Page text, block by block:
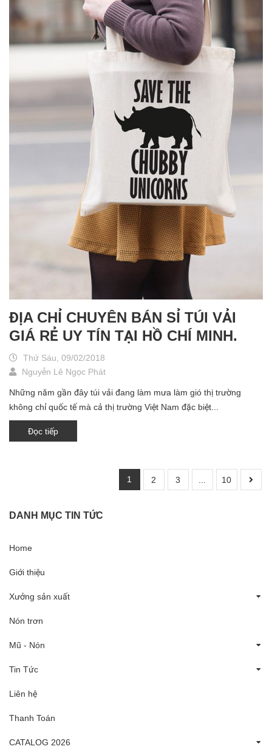
DANH MỤC TIN TỨC
Home
Giới thiệu
Xưởng sản xuất
Nón trơn
Mũ - Nón
Tin Tức
Liên hệ
Thanh Toán
CATALOG 2026
ĐỊA CHỈ CHUYÊN BÁN SỈ TÚI VẢI
GIÁ RẺ UY TÍN TẠI HỒ CHÍ MINH.
Thứ Sáu, 09/02/2018
Nguyễn Lê Ngọc Phát
Những năm gần đây túi vải đang làm mưa làm gió thị trường
không chỉ quốc tế mà cả thị trường Việt Nam đặc biệt...
Đọc tiếp
1 2 3 10